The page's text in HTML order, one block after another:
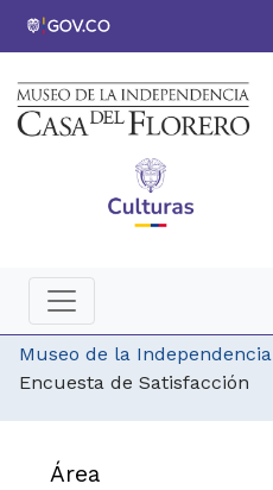
Museo de la Independencia
Encuesta de Satisfacción
Área